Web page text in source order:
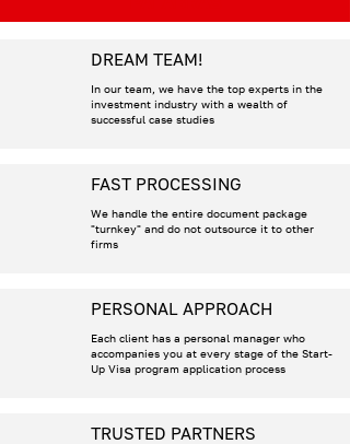
DREAM TEAM!
In our team, we have the top experts in the
investment industry with a wealth of
successful case studies
FAST PROCESSING
We handle the entire document package
"turnkey" and do not outsource it to other
firms
PERSONAL APPROACH
Each client has a personal manager who
accompanies you at every stage of the Start-
Up Visa program application process
TRUSTED PARTNERS